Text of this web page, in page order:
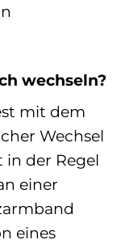
wechseln?
mit dem
Wechsel
der Regel
einer
eines